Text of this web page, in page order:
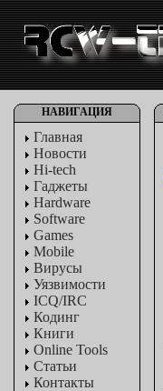
НАВИГАЦИЯ
Главная
Новости
Hi-tech
Гаджеты
Hardware
Software
Games
Mobile
Вирусы
Уязвимости
ICQ/IRC
Кодинг
Книги
Online Tools
Статьи
Контакты